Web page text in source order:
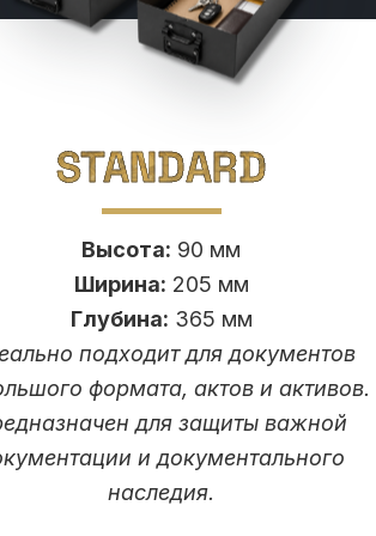
STANDARD
Высота: 90 мм
Ширина: 205 мм
Глубина: 365 мм
подходит для документов
формата, актов и активов.
для защиты важной
и документального
наследия.